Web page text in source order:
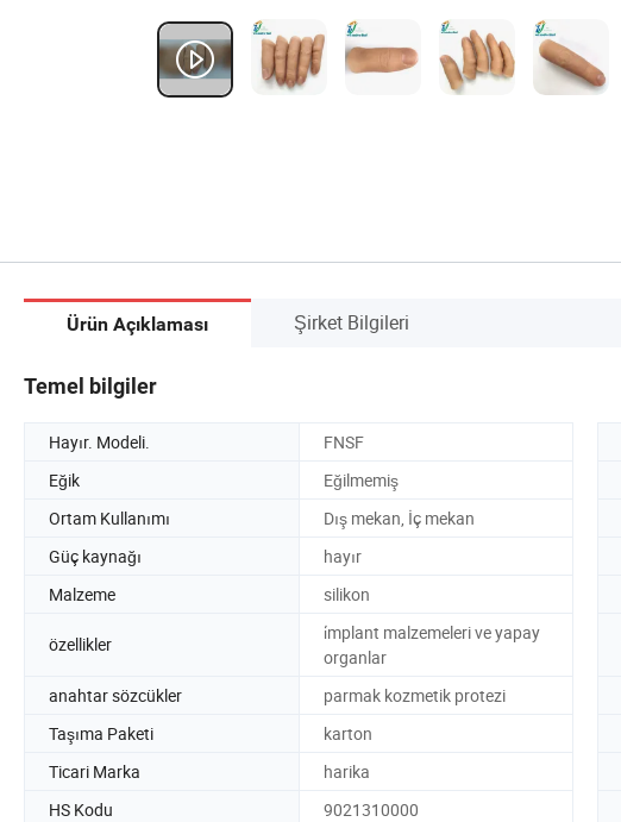
Ürün Açıklaması Şirket Bilgileri
Temel bilgiler
Hayır. Modeli. FNSF
Eğik
Eğilmemiş
Ortam Kullanımı
Dış mekan, İç mekan
Güç kaynağı
hayır
Malzeme
silikon
özellikler
i̇mplant malzemeleri ve yapay
organlar
anahtar sözcükler parmak kozmetik protezi
Taşıma Paketi
karton
Ticari Marka
harika
HS Kodu
9021310000